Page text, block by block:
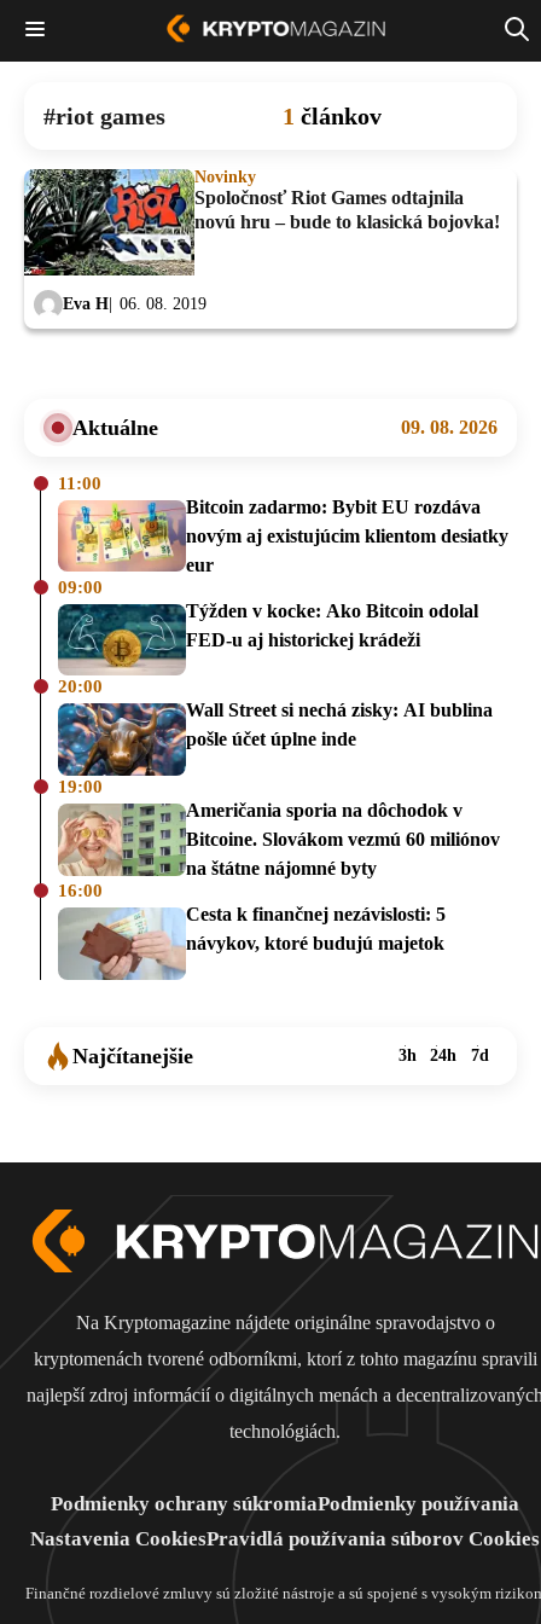
riot games 1 článkov
Novinky
Spoločnosť Riot Games odtajnila
novú hru – bude to klasická bojovka!
Eva H 06. 08. 2019
Aktuálne 09. 08. 2026
11:00
Bitcoin zadarmo: Bybit EU rozdáva
novým aj existujúcim klientom desiatky
eur
09:00
Týžden v kocke: Ako Bitcoin odolal
FED-u aj historickej krádeži
20:00
Wall Street si nechá zisky: AI bublina
pošle účet úplne inde
19:00
Američania sporia na dôchodok v
Bitcoine. Slovákom vezmú 60 miliónov
na štátne nájomné byty
16:00
Cesta k finančnej nezávislosti: 5
návykov, ktoré budujú majetok
Najčítanejšie 3h 24h 7d
Na Kryptomagazine nájdete originálne spravodajstvo o
kryptomenách tvorené odborníkmi, ktorí z tohto magazínu spravili
najlepší zdroj informácií o digitálnych menách a
technológiách.
Podmienky ochrany súkromiaPodmienky používania
Nastavenia CookiesPravidlá používania súborov Cookies
Finančné rozdielové zmluvy sú zložité nástroje a sú spojené s vysokým